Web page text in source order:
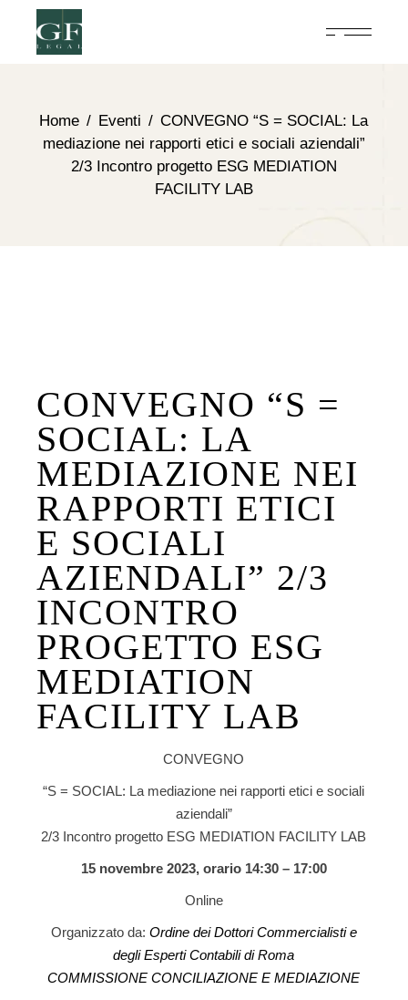
Home Eventi
CONVEGNO “S = SOCIAL: La
mediazione nei rapporti etici e sociali aziendali”
2/3 Incontro progetto ESG MEDIATION
FACILITY LAB
CONVEGNO “S =
SOCIAL: LA
MEDIAZIONE NEI
RAPPORTI ETICI
E SOCIALI
AZIENDALI” 2/3
INCONTRO
PROGETTO ESG
MEDIATION
FACILITY LAB
CONVEGNO
“S = SOCIAL: La mediazione nei rapporti etici e sociali
aziendali”
2/3 Incontro progetto ESG MEDIATION FACILITY LAB
15 novembre 2023, orario 14:30 – 17:00
Online
Organizzato da: Ordine dei Dottori Commercialisti e
degli Esperti Contabili di Roma
COMMISSIONE CONCILIAZIONE E MEDIAZIONE